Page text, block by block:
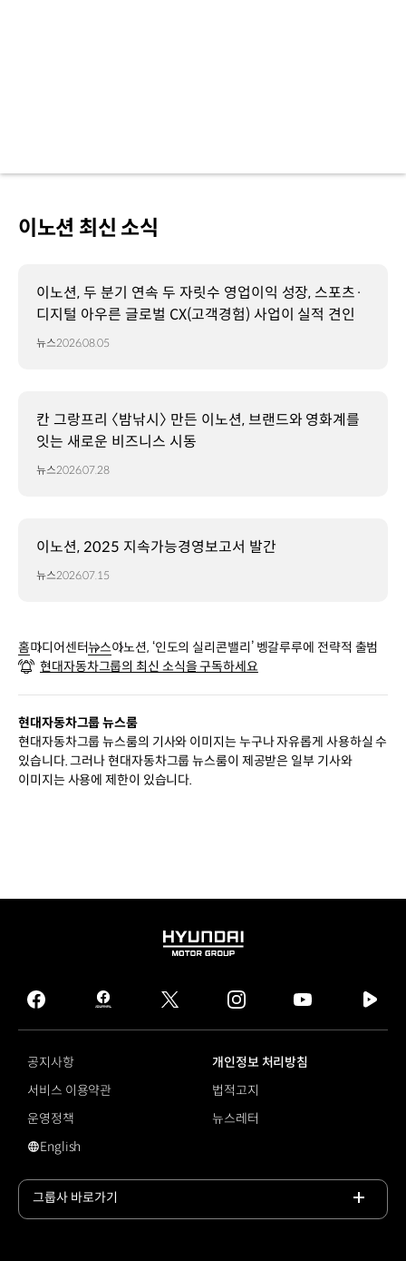
이노션 최신 소식
이노션, 두 분기 연속 두 자릿수 영업이익 성장, 스포츠·
디지털 아우른 글로벌 CX(고객경험) 사업이 실적 견인
뉴스2026.08.05
칸 그랑프리 〈밤낚시〉 만든 이노션, 브랜드와 영화계를
잇는 새로운 비즈니스 시동
뉴스2026.07.28
이노션, 2025 지속가능경영보고서 발간
뉴스2026.07.15
홈미디어센터뉴스이노션, ‘인도의 실리콘밸리’ 벵갈루루에 전략적 출범
현대자동차그룹의 최신 소식을 구독하세요
현대자동차그룹 뉴스룸
현대자동차그룹 뉴스룸의 기사와 이미지는 누구나 자유롭게 사용하실 수
있습니다. 그러나 현대자동차그룹 뉴스룸이 제공받은 일부 기사와
이미지는 사용에 제한이 있습니다.
HYUNDAI
GROUP
facebook
hmg
journal
twitter instagram
tv
공지사항
개인정보 처리방침
서비스 이용약관
법적고지
운영정책
뉴스레터
영문 사이트로 이동
English
그룹사 바로가기